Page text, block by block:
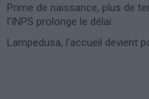
Prime de naissance, plus de
l’INPS prolonge le délai
Lampedusa, l’accueil devient